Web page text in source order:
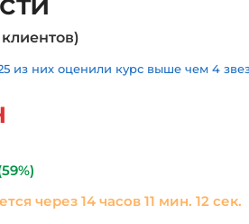
из них оценили курс выше чем 4
через14 часов 11 мин. 11 сек.